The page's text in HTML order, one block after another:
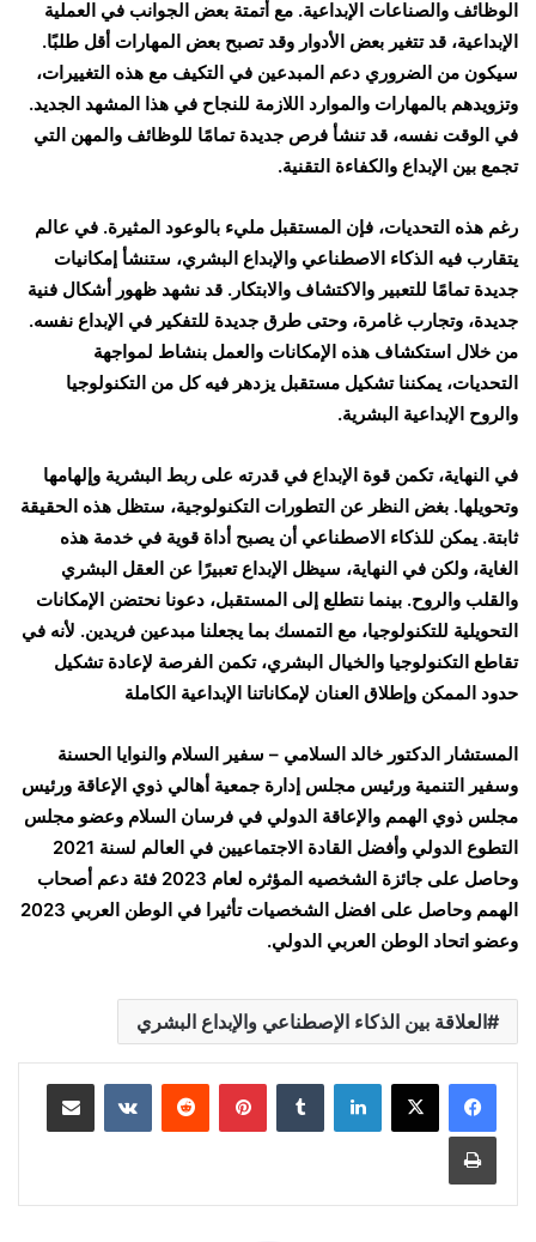
الوظائف والصناعات الإبداعية. مع أتمتة بعض الجوانب في العملية
الإبداعية، قد تتغير بعض الأدوار وقد تصبح بعض المهارات أقل طلبًا.
سيكون من الضروري دعم المبدعين في التكيف مع هذه التغييرات،
وتزويدهم بالمهارات والموارد اللازمة للنجاح في هذا المشهد الجديد.
في الوقت نفسه، قد تنشأ فرص جديدة تمامًا للوظائف والمهن التي
تجمع بين الإبداع والكفاءة التقنية.
رغم هذه التحديات، فإن المستقبل مليء بالوعود المثيرة. في عالم
يتقارب فيه الذكاء الاصطناعي والإبداع البشري، ستنشأ إمكانيات
جديدة تمامًا للتعبير والاكتشاف والابتكار. قد نشهد ظهور أشكال فنية
جديدة، وتجارب غامرة، وحتى طرق جديدة للتفكير في الإبداع نفسه.
من خلال استكشاف هذه الإمكانات والعمل بنشاط لمواجهة
التحديات، يمكننا تشكيل مستقبل يزدهر فيه كل من التكنولوجيا
والروح الإبداعية البشرية.
في النهاية، تكمن قوة الإبداع في قدرته على ربط البشرية وإلهامها
وتحويلها. بغض النظر عن التطورات التكنولوجية، ستظل هذه الحقيقة
ثابتة. يمكن للذكاء الاصطناعي أن يصبح أداة قوية في خدمة هذه
الغاية، ولكن في النهاية، سيظل الإبداع تعبيرًا عن العقل البشري
والقلب والروح. بينما نتطلع إلى المستقبل، دعونا نحتضن الإمكانات
التحويلية للتكنولوجيا، مع التمسك بما يجعلنا مبدعين فريدين. لأنه في
تقاطع التكنولوجيا والخيال البشري، تكمن الفرصة لإعادة تشكيل
حدود الممكن وإطلاق العنان لإمكاناتنا الإبداعية الكاملة
المستشار الدكتور خالد السلامي – سفير السلام والنوايا الحسنة
وسفير التنمية ورئيس مجلس إدارة جمعية أهالي ذوي الإعاقة ورئيس
مجلس ذوي الهمم والإعاقة الدولي في فرسان السلام وعضو مجلس
التطوع الدولي وأفضل القادة الاجتماعيين في العالم لسنة 2021
وحاصل على جائزة الشخصيه المؤثره لعام 2023 فئة دعم أصحاب
الهمم وحاصل على افضل الشخصيات تأثيرا في الوطن العربي 2023
وعضو اتحاد الوطن العربي الدولي.
العلاقة بين الذكاء الإصطناعي والإبداع البشري
لينكدإن بينتيريست مشاركة عبر البريد
طباعة